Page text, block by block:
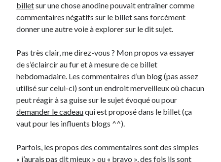
Explorez les Chemins Enchantés à Vélo : Aventures Familiales près de
Lyon !
Quel Lyonnais es-tu, Renaud Ducher ?
Comment je vis ma vie sur un vélo
Derniers Commentaires
Entretien ménagerdansT’as vu quoi ? #52
JFdansC’était pas mieux avant… à Lyon
Anthonydans Comment j’ai opéré ma vélorution toute personnelle
billetsur une chose anodine pouvait entraîner comme
commentaires négatifs sur le billet sans forcément
donner une autre voie à explorer sur le dit sujet.
Pas très clair, me direz-vous ? Mon propos va essayer
de s’éclaircir au fur et à mesure de ce billet
hebdomadaire. Les commentaires d’un blog (pas assez
utilisé sur celui-ci) sont un endroit merveilleux où chacun
peut réagir à sa guise sur le sujet évoqué ou pour
demander le cadeauqui est proposé dans le billet (ça
vaut pour les influents blogs ^^).
Parfois, les propos des commentaires sont des simples
« j’aurais pas dit mieux » ou « bravo », des fois ils sont